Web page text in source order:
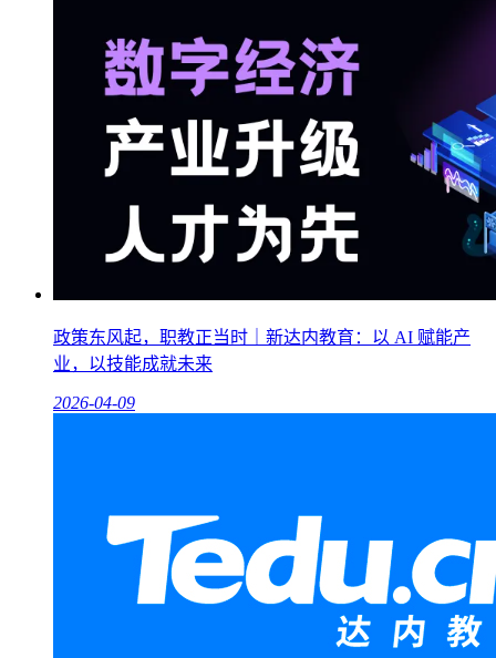
政策东风起，职教正当时｜新达内教育：以 AI 赋能产
业，以技能成就未来
2026-04-09